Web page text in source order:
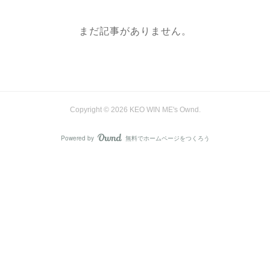
まだ記事がありません。
Copyright © 2026 KEO WIN ME's Ownd .
Powered by AmebaOwnd
無料でホームページをつくろう